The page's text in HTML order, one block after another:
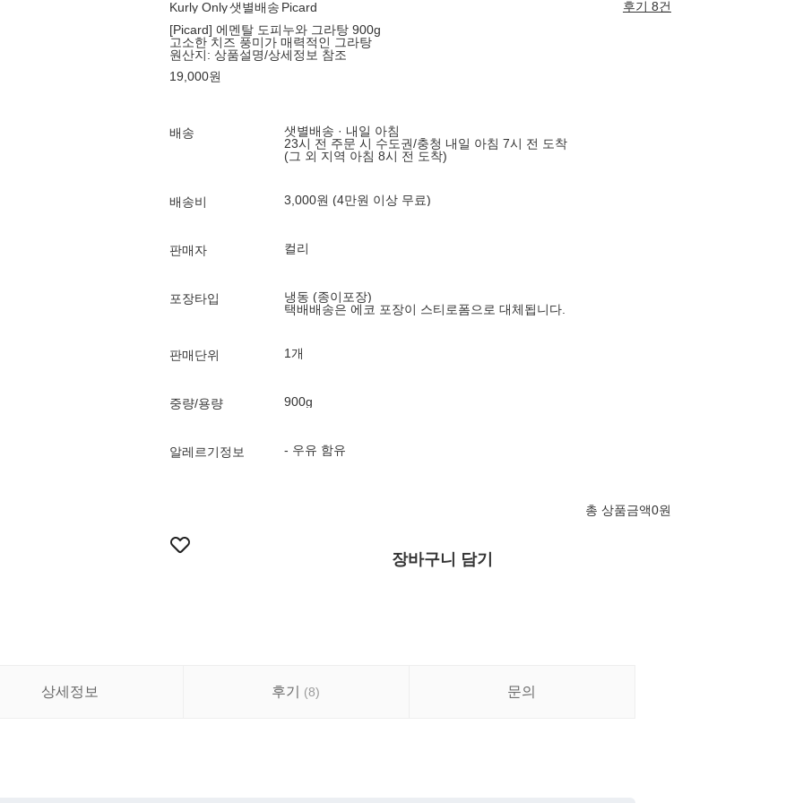
Kurly Only샛별배송 Picard
후기 8건
[Picard] 에멘탈 도피누와 그라탕 900g
고소한 치즈 풍미가 매력적인 그라탕
원산지: 상품설명/상세정보 참조
19,000원
배송
샛별배송 · 내일 아침
23시 전 주문 시 수도권/충청 내일 아침 7시 전 도착
(그 외 지역 아침 8시 전 도착)
배송비 3,000원 (4만원 이상 무료)
판매자 컬리
포장타입
냉동 (종이포장)
택배배송은 에코 포장이 스티로폼으로 대체됩니다.
판매단위 1개
중량/용량 900g
알레르기정보 - 우유 함유
총 상품금액0원
장바구니 담기
상세정보 후기 (8) 문의